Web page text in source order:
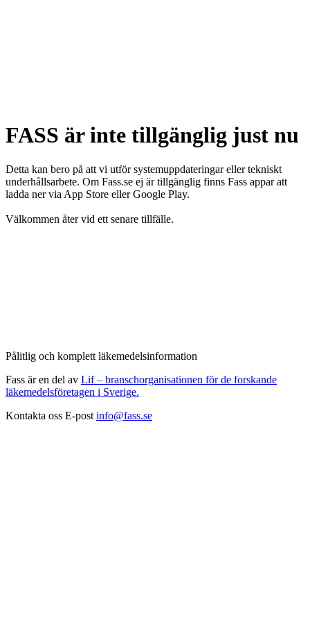
FASS är inte tillgänglig just nu
Detta kan bero på att vi utför systemuppdateringar eller tekniskt
underhållsarbete. Om Fass.se ej är tillgänglig finns Fass appar att
ladda ner via App Store eller Google Play.
Välkommen åter vid ett senare tillfälle.
Pålitlig och komplett läkemedelsinformation
Fass är en del av Lif – branschorganisationen för de forskande
läkemedelsföretagen i Sverige.
Kontakta oss E-post info@fass.se